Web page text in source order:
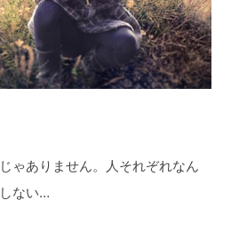
ゃありません。人それぞれなん
ない…